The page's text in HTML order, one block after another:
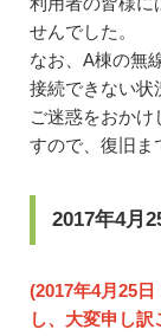
せんでした。
なお、A棟の無
接続できない状
ご迷惑をおか
すので、復旧ま
2017年4月
(2017年4月25
し、大変申し訳